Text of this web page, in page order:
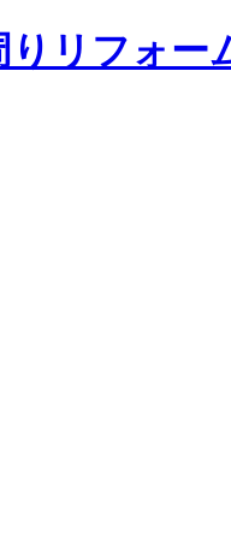
リフォー